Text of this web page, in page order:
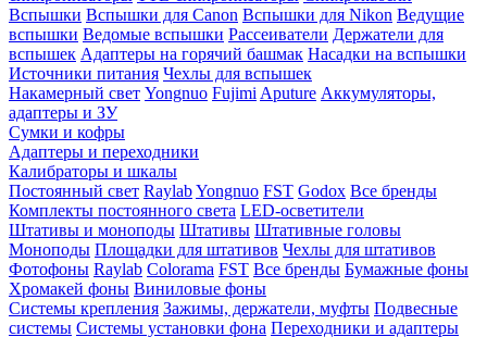
Вспышки Вспышки для Canon Вспышки для Nikon Ведущие
вспышки Ведомые вспышки Рассеиватели Держатели для
вспышек Адаптеры на горячий башмак Насадки на вспышки
Источники питания Чехлы для вспышек
Накамерный свет Yongnuo Fujimi Aputure Аккумуляторы,
адаптеры и ЗУ
Сумки и кофры
Адаптеры и переходники
Калибраторы и шкалы
Постоянный свет RaylabYongnuo FST Godox Все бренды
Комплекты постоянного света LED-осветители
Штативы и моноподы Штативы Штативные головы
Моноподы Площадки для штативов Чехлы для штативов
Фотофоны Raylab Colorama FST Все бренды Бумажные фоны
Хромакей фоны Виниловые фоны
Системы крепления Зажимы, держатели, муфты Подвесные
системы Системы установки фона Переходники и адаптеры